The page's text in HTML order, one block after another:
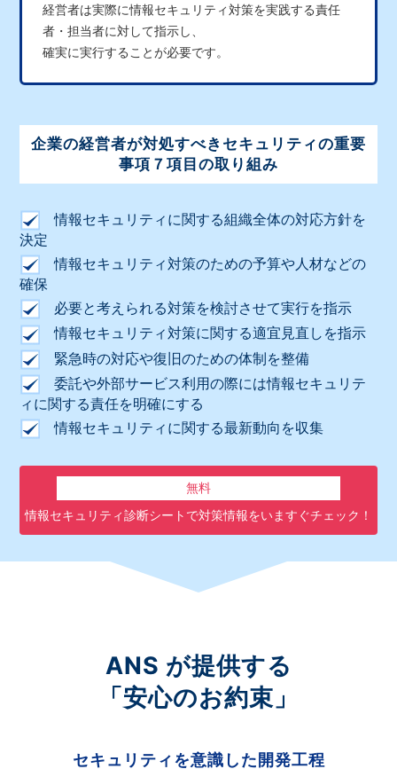
経営者は実際に情報セキュリティ対策を実践する責任
者・担当者に対して指示し、
確実に実行することが必要です。
企業の経営者が対処すべきセキュリティの重要
事項７項目の取り組み
情報セキュリティに関する組織全体の対応方針を
決定
情報セキュリティ対策のための予算や人材などの
確保
必要と考えられる対策を検討させて実行を指示
情報セキュリティ対策に関する適宜見直しを指示
緊急時の対応や復旧のための体制を整備
委託や外部サービス利用の際には情報セキュリテ
ィに関する責任を明確にする
情報セキュリティに関する最新動向を収集
無料
情報セキュリティ診断シートで対策情報をいますぐチェック！
ANS が提供する
「安心のお約束」
セキュリティを意識した 開発工程